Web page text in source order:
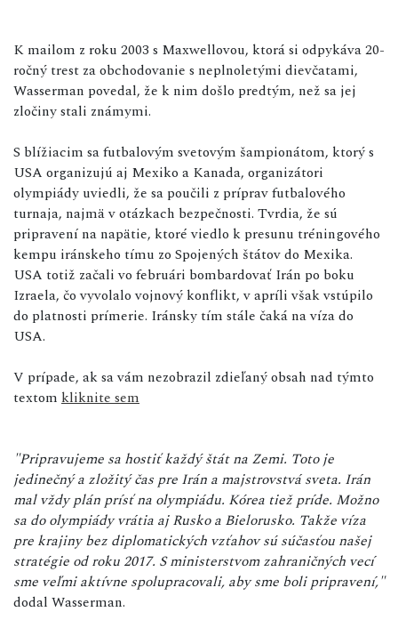
K mailom z roku 2003 s Maxwellovou, ktorá si odpykáva 20-
ročný trest za obchodovanie s neplnoletými dievčatami,
Wasserman povedal, že k nim došlo predtým, než sa jej
zločiny stali známymi.
S blížiacim sa futbalovým svetovým šampionátom, ktorý s
USA organizujú aj Mexiko a Kanada, organizátori
olympiády uviedli, že sa poučili z príprav futbalového
turnaja, najmä v otázkach bezpečnosti. Tvrdia, že sú
pripravení na napätie, ktoré viedlo k presunu tréningového
kempu iránskeho tímu zo Spojených štátov do Mexika.
USA totiž začali vo februári bombardovať Irán po boku
Izraela, čo vyvolalo vojnový konflikt, v apríli však vstúpilo
do platnosti prímerie. Iránsky tím stále čaká na víza do
USA.
V prípade, ak sa vám nezobrazil zdieľaný obsah nad týmto
textom kliknite sem
"Pripravujeme sa hostiť každý štát na Zemi. Toto je
jedinečný a zložitý čas pre Irán a majstrovstvá sveta. Irán
mal vždy plán prísť na olympiádu. Kórea tiež príde. Možno
sa do olympiády vrátia aj Rusko a Bielorusko. Takže víza
pre krajiny bez diplomatických vzťahov sú súčasťou našej
stratégie od roku 2017. S ministerstvom zahraničných vecí
sme veľmi aktívne spolupracovali, aby sme boli pripravení,"
dodal Wasserman.